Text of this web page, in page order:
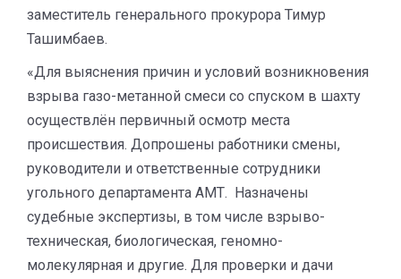
заместитель генерального прокурора Тимур
Ташимбаев.
«Для выяснения причин и условий возникновения
взрыва газо-метанной смеси со спуском в шахту
осуществлён первичный осмотр места
происшествия. Допрошены работники смены,
руководители и ответственные сотрудники
угольного департамента АМТ. Назначены
судебные экспертизы, в том числе взрыво-
техническая, биологическая, геномно-
молекулярная и другие. Для проверки и дачи